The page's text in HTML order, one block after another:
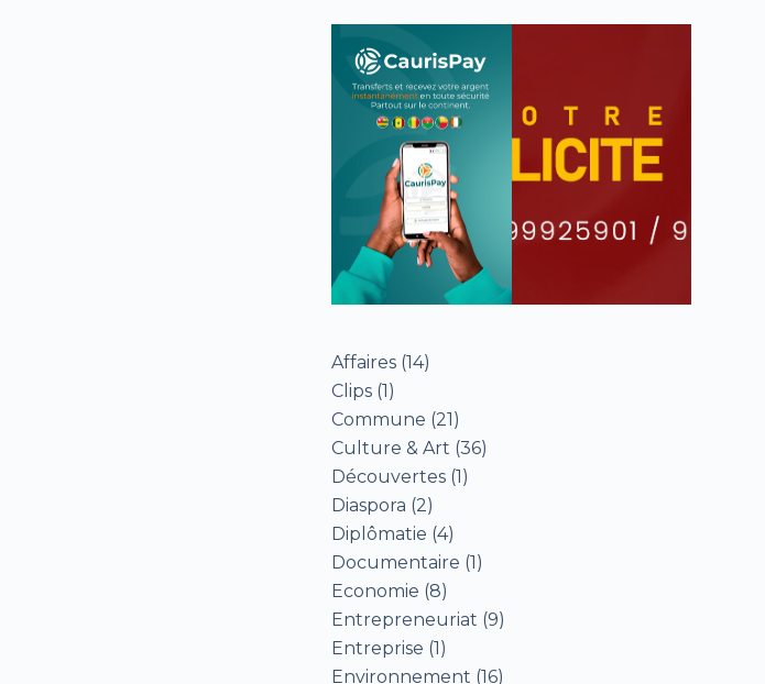
Affaires (14)
Clips (1)
Commune (21)
Culture & Art (36)
Découvertes (1)
Diaspora (2)
Diplômatie (4)
Documentaire (1)
Economie (8)
Entrepreneuriat (9)
Entreprise (1)
Environnement (16)